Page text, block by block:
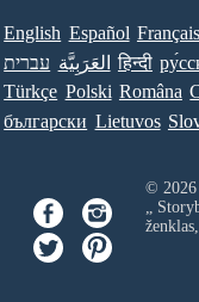
English Español Français
עברית العَرَبِيَّة हिन्दी
Türkçe Polski Româna
български Lietuvos
© 2026
„